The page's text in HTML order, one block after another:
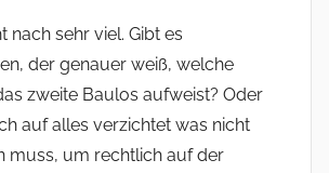
nach sehr viel. Gibt es
der genauer weiß, welche
zweite Baulos aufweist? Oder
auf alles verzichtet was nicht
muss, um rechtlich auf der